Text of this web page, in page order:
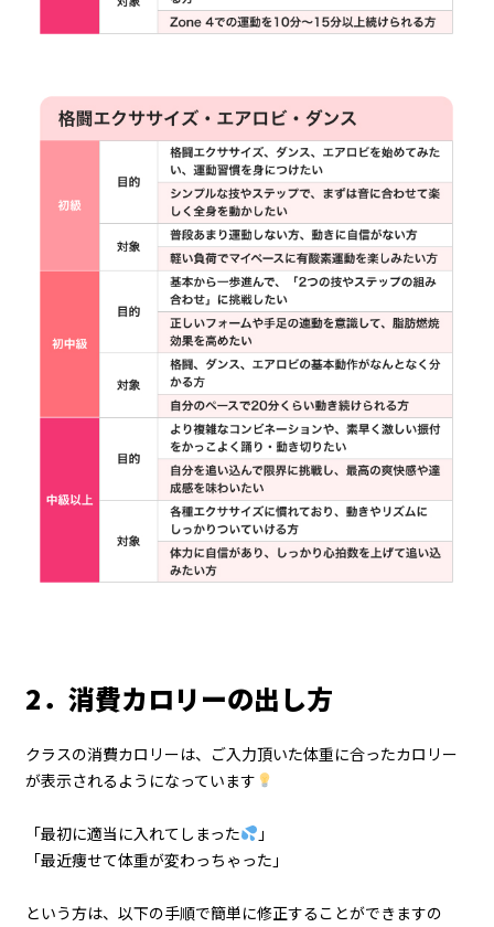
2．消費カロリーの出し方
クラスの消費カロリーは、ご入力頂いた体重に合ったカロリー
が表示されるようになっています
「最初に適当に入れてしまった
」
「最近痩せて体重が変わっちゃった」
という方は、以下の手順で簡単に修正することができますの